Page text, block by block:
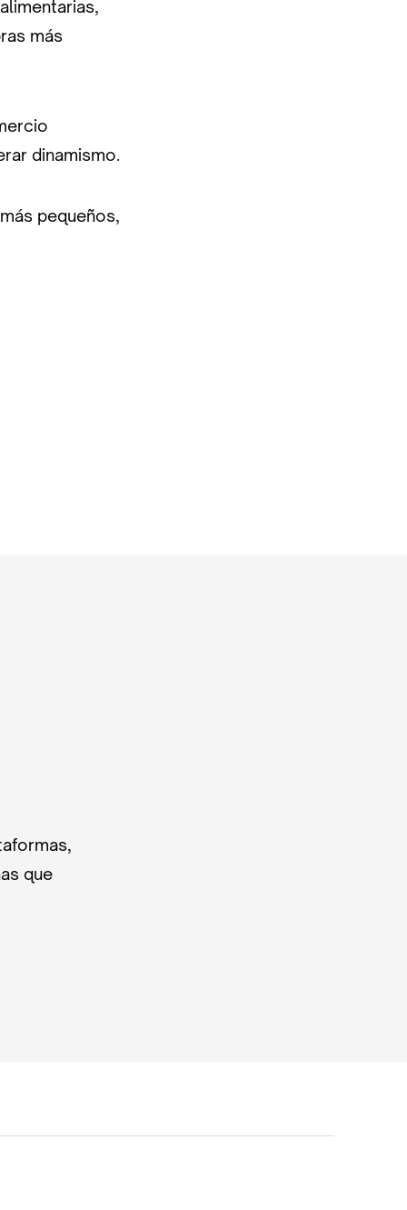
más
dinamismo.
pequeños,
que